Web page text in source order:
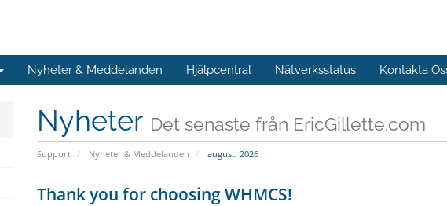
Nyheter & Meddelanden Hjälpcentral Nätverksstatus Kontakta
Nyheter Det senaste från EricGillette.com
Support Nyheter & Meddelanden augusti 2026
Thank you for choosing WHMCS!